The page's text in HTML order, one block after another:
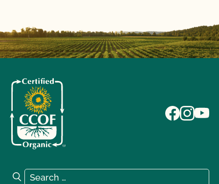
Search for:
Search